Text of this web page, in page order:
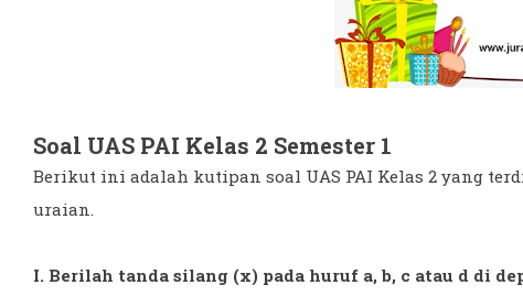
Soal UAS PAI Kelas 2 Semester 1
Berikut ini adalah kutipan soal UAS PAI Kelas 2 yang
uraian.
I. Berilah tanda silang (x) pada huruf a, b, c atau d di